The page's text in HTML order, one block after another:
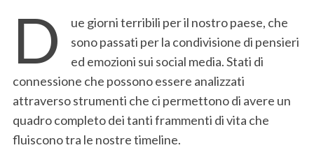
D
ue giorni terribili per il nostro paese, che
sono passati per la condivisione di pensieri
ed emozioni sui social media. Stati di
connessione che possono essere analizzati
attraverso strumenti che ci permettono di avere un
quadro completo dei tanti frammenti di vita che
fluiscono tra le nostre timeline.